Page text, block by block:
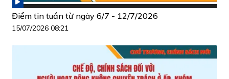
Điểm tin tuần từ ngày 6/7 - 12/7/2026
15/07/2026 08:21